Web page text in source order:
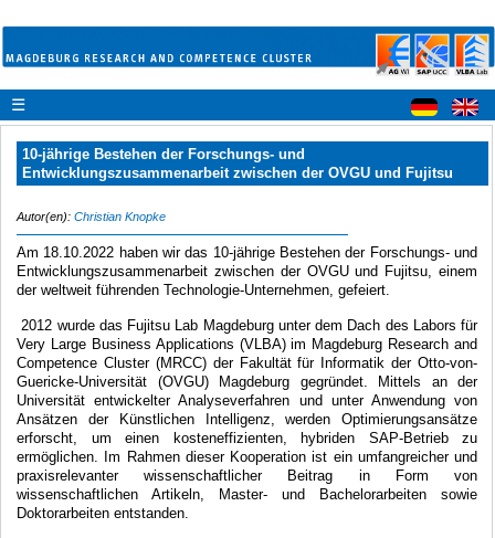
☰
10-jährige Bestehen der Forschungs- und
Entwicklungszusammenarbeit zwischen der OVGU und Fujitsu
Autor(en): Christian Knopke
Am 18.10.2022 haben wir das 10-jährige Bestehen der Forschungs- und
Entwicklungszusammenarbeit zwischen der OVGU und Fujitsu, einem
der weltweit führenden Technologie-Unternehmen, gefeiert.
2012 wurde das Fujitsu Lab Magdeburg unter dem Dach des Labors für
Very Large Business Applications (VLBA) im Magdeburg Research and
Competence Cluster (MRCC) der Fakultät für Informatik der Otto-von-
Guericke-Universität (OVGU) Magdeburg gegründet. Mittels an der
Universität entwickelter Analyseverfahren und unter Anwendung von
Ansätzen der Künstlichen Intelligenz, werden Optimierungsansätze
erforscht, um einen kosteneffizienten, hybriden SAP-Betrieb zu
ermöglichen. Im Rahmen dieser Kooperation ist ein umfangreicher und
praxisrelevanter wissenschaftlicher Beitrag in Form von
wissenschaftlichen Artikeln, Master- und Bachelorarbeiten sowie
Doktorarbeiten entstanden.